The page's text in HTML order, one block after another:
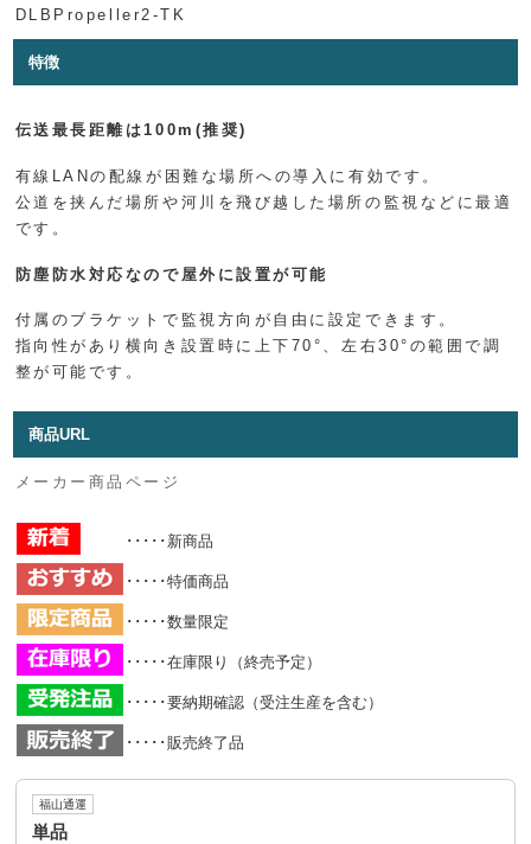
DLBPropeller2-TK
特徴
伝送最長距離は100m(推奨)
有線LANの配線が困難な場所への導入に有効です。
公道を挟んだ場所や河川を飛び越した場所の監視などに最適
です。
防塵防水対応なので屋外に設置が可能
付属のブラケットで監視方向が自由に設定できます。
指向性があり横向き設置時に上下70°、左右30°の範囲で調
整が可能です。
商品URL
メーカー商品ページ
･････新商品
･････特価商品
･････数量限定
･････在庫限り（終売予定）
･････要納期確認（受注生産を含む）
･････販売終了品
福山通運
単品